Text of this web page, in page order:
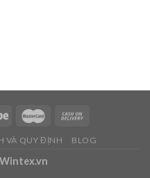
VÀ QUY ĐỊNH BLOG
Wintex.vn